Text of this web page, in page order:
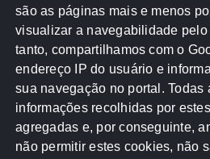
MPF Notícias PF
Receita Federal Sem
TCE-MT TCU TRE
REDE NOS ESTADOS
são as páginas mais e menos
visualizar a navegabilidade pelo
tanto, compartilhamos com o
endereço IP do usuário e
sua navegação no portal. Todas
informações recolhidas por
agregadas e, por conseguinte,
não permitir estes cookies, não